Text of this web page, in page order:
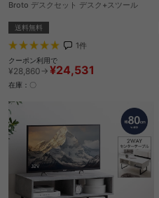
Broto デスクセット デスク+スツール
送料無料
1件
クーポン利用で
¥28,860→ ¥24,531
在庫：〇